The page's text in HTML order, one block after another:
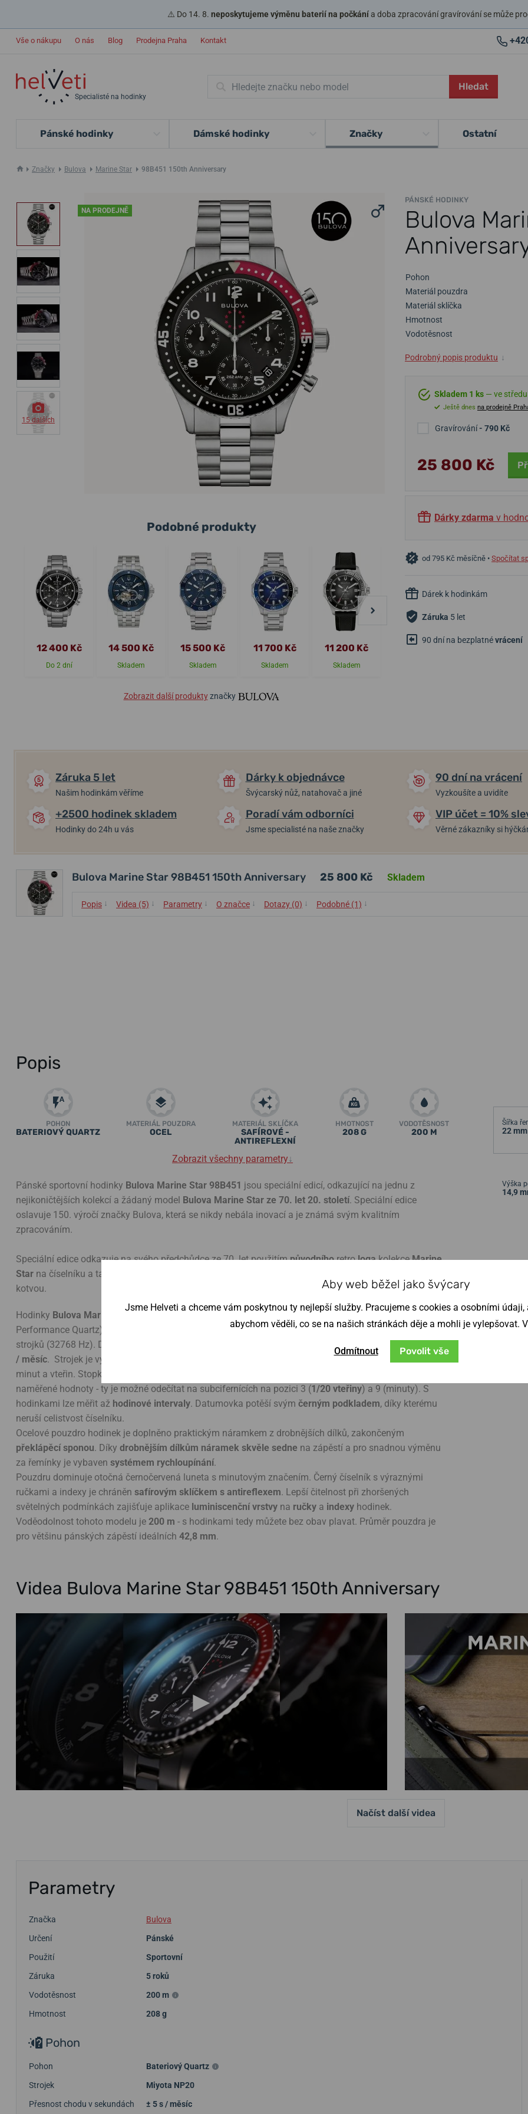
⚠️ Do 14. 8. neposkytujeme výměnu baterií na počkánía doba zpracování gravírování se může
Vše o nákupu O nás Blog Prodejna Praha Kontakt
Specialisté na hodinky
Hledat
Pánské hodinky Dámské hodinky Značky Ostatní
Značky Bulova Marine Star 98B451 150th Anniversary
PÁNSKÉ HODINKY
Bulova
NA PRODEJNĚ
15 dalších
Pohon
Materiál pouzdra
Materiál sklíčka
Hmotnost
Vodotěsnost
Podrobný popis produktu ↓
Skladem 1 ks — ve
Ještě dnes na prodejně
Gravírování- 790 Kč
25 800 Kč
Dárky zdarma v
od 795 Kč měsíčně • Spočítat
Dárek k hodinkám
Záruka 5 let
90 dní na bezplatnévrácení
Podobné produkty
12 400 Kč
Do 2 dní
14 500 Kč
Skladem
15 500 Kč
Skladem
11 700 Kč
Skladem
11 200 Kč
Skladem
9 600 Kč 29 900 Kč
Zobrazit další produktyznačky
Záruka 5 let
Našim hodinkám věříme
Dárky k objednávce
Švýcarský nůž, natahovač a jiné
90 dní na vrácení
Vyzkoušíte a uvidíte
+2500 hodinek skladem
Hodinky do 24h u vás
Poradí vám odborníci
Jsme specialisté na naše značky
VIP účet = 10%
Věrné zákazníky si
Bulova Marine Star 98B451 150th Anniversary 25 800 Kč Skladem
Popis ↓ Videa (5) ↓ Parametry ↓ O značce ↓ Dotazy (0) ↓ Podobné (1) ↓
Popis
POHON
BATERIOVÝ QUARTZ
MATERIÁL POUZDRA
OCEL
MATERIÁL SKLÍČKA
SAFÍROVÉ -
ANTIREFLEXNÍ
HMOTNOST
208 G
VODOTĚSNOST
200 M
Zobrazit všechny parametry↓
Pánské sportovní hodinky Bulova Marine Star 98B451 jsou speciální edicí, odkazující na jednu z
nejikoničtějších kolekcí a žádaný model Bulova Marine Star ze 70. let 20. století. Speciální edice
oslavuje 150. výročí značky Bulova, která se nikdy nebála inovací a je známá svým kvalitním
zpracováním.
Speciální edice odkazuje na svého předchůdce ze 70. let použitímpůvodníhoretrologakolekceMarine
Star na číselníku a také jedinečným dýnkem hodinek s vyobrazeným logem, doplněným kormidlem a
kotvou.
Hodinky Bulova Marine Star 98B451 pohání vysokofrekvenční quartzový strojek Miyota NP20
Performance Quartz), pracující na
frekvenci 262 kHz. To je zhruba 8x více, než u běžných quartzových
strojků (32768 Hz). Díky tomu je možné dosáhnout vysoké přesnosti chodu s odchylkou v rozsahu± 5 s
/ měsíc. Strojek je vybaven funkcí
, jejichž chod zobrazují přehledné subciferníky - čítač
minut a vteřin. Stopky lze ovládat postranními tlačítky - horní stopky spouští a zastavuje, spodní nuluje
naměřené hodnoty - ty je možné odečítat na subcifernících na pozici 3 (1/20 vteřiny) a 9 (minuty). S
hodinkami lze měřit až hodinové intervaly. Datumovka potěší svým černým podkladem, díky kterému
neruší celistvost číselníku.
Ocelové pouzdro hodinek je doplněno praktickým náramkem z drobnějších dílků, zakončeným
překlápěcí sponou. Díky drobnějším dílkům náramek skvěle sedne na zápěstí a pro snadnou výměnu
za řemínky je vybaven systémem rychloupínání.
Pouzdru dominuje otočná černočervená luneta s minutovým značením. Černý číselník s výraznými
ručkami a indexy je chráněn safírovým sklíčkem s antireflexem. Lepší čitelnost při zhoršených
světelných podmínkách zajišťuje aplikace luminiscenční vrstvy na ručky a indexy hodinek.
Voděodolnost tohoto modelu je 200 m - s hodinkami tedy můžete bez obav plavat. Průměr pouzdra je
pro většinu pánských zápěstí ideálních 42,8 mm.
Šířka
22 mm
Výška
14,9
Videa Bulova Marine Star 98B451 150th Anniversary
Načíst další videa
Parametry
Značka
Bulova
Určení
Pánské
Použití
Sportovní
Záruka
5 roků
Vodotěsnost
200 m
Hmotnost
208 g
Pohon
Pohon
Bateriový Quartz
Strojek
Miyota NP20
Přesnost chodu v sekundách
± 5 s / měsíc
Aby web běžel jako švýcary
Jsme Helveti a chceme vám poskytnou ty nejlepší služby. Pracujeme s cookies a osobními
abychom věděli, co se na našich stránkách děje a mohli je vylepšovat.
Odmítnout Povolit vše